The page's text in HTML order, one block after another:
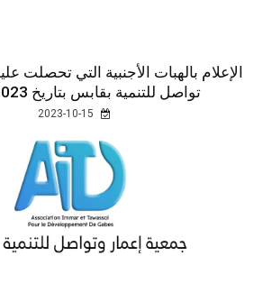
الإعلام بالهبات الأجنبية التي تحصلت
تواصل للتنمية بقابس بتاريخ 06/10/2023.